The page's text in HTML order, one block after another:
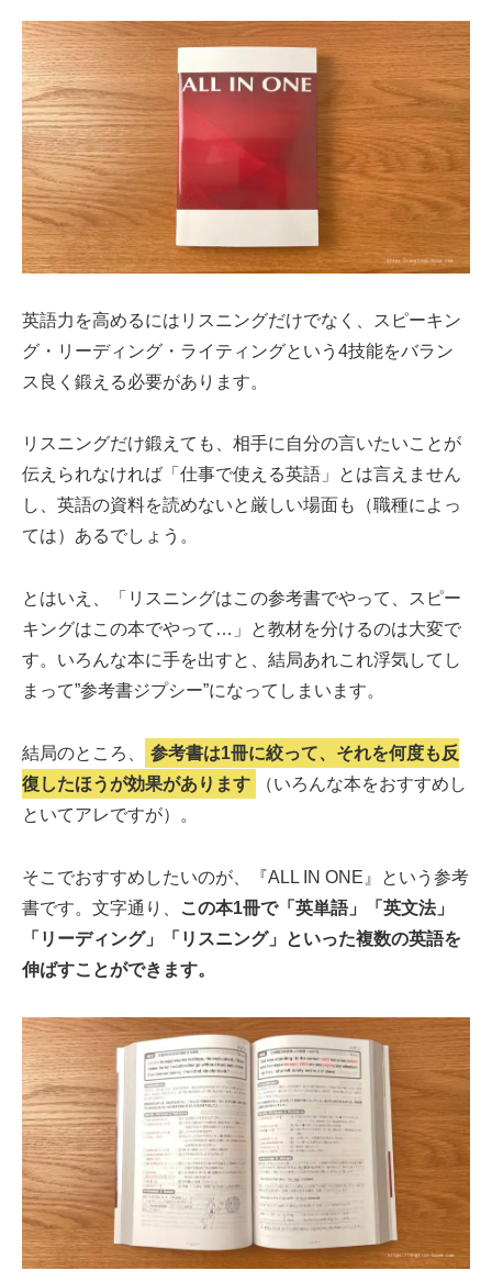
英語力を高めるにはリスニングだけでなく、スピーキン
グ・リーディング・ライティングという4技能をバラン
ス良く鍛える必要があります。
リスニングだけ鍛えても、相手に自分の言いたいことが
伝えられなければ「仕事で使える英語」とは言えません
し、英語の資料を読めないと厳しい場面も（職種によっ
ては）あるでしょう。
とはいえ、「リスニングはこの参考書でやって、スピー
キングはこの本でやって…」と教材を分けるのは大変で
す。いろんな本に手を出すと、結局あれこれ浮気してし
まって”参考書ジプシー”になってしまいます。
結局のところ、
参考書は1冊に絞って、それを何度も反
復したほうが効果があります
（いろんな本をおすすめし
といてアレですが）。
そこでおすすめしたいのが、『ALL IN ONE』という参考
書です。文字通り、
この本1冊で「英単語」「英文法」
「リーディング」「リスニング」といった複数の英語を
伸ばすことができます。